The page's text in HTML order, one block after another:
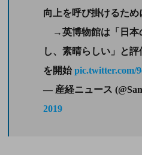
向上を呼び掛けるた
→英博物館は「日本
し、素晴らしい」と
を開始 pic.twitter.com/
— 産経ニュース
2019